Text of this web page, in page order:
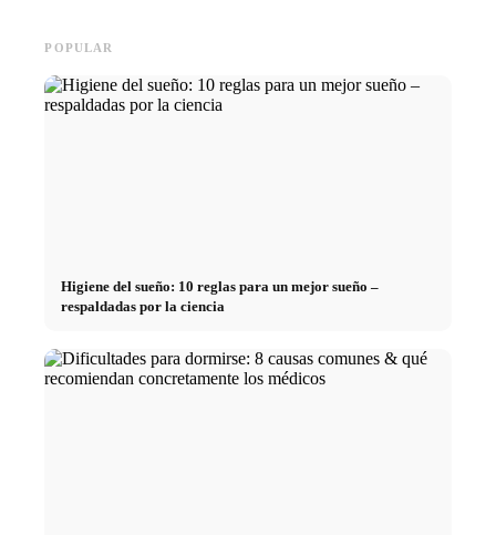
POPULAR
Higiene del sueño: 10 reglas para un mejor sueño –
respaldadas por la ciencia